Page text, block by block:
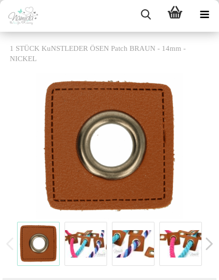
1 STÜCK KuNSTLEDER ÖSEN Patch BRAUN - 14mm -
NICKEL